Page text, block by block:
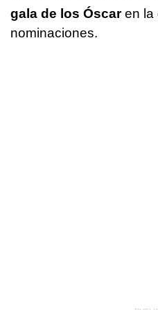
gala de los Óscaren la
nominaciones.